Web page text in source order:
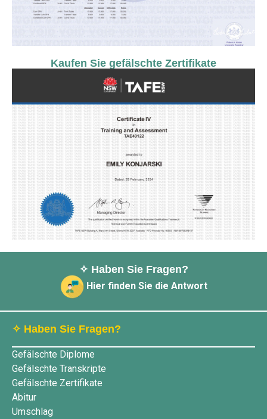
Kaufen Sie gefälschte Zertifikate
✧ Haben Sie Fragen?
Hier finden Sie die Antwort
✧ Haben Sie Fragen?
Gefälschte Diplome
Gefälschte Transkripte
Gefälschte Zertifikate
Abitur
Umschlag